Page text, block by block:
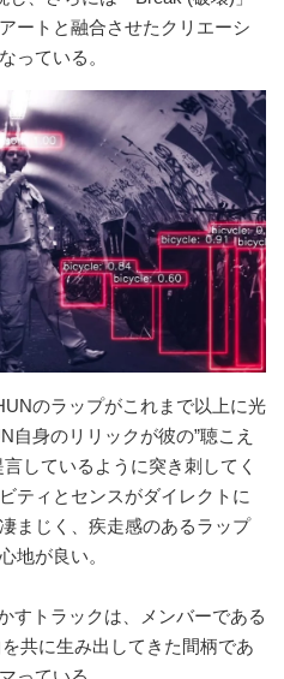
ートと融合させたクリエーシ
っている。
のラップがこれまで以上に光
自身のリリックが彼の”聴こえ
しているように突き刺してく
ティとセンスがダイレクトに
まじく、疾走感のあるラップ
地が良い。
すトラックは、メンバーである
共に生み出してきた間柄であ